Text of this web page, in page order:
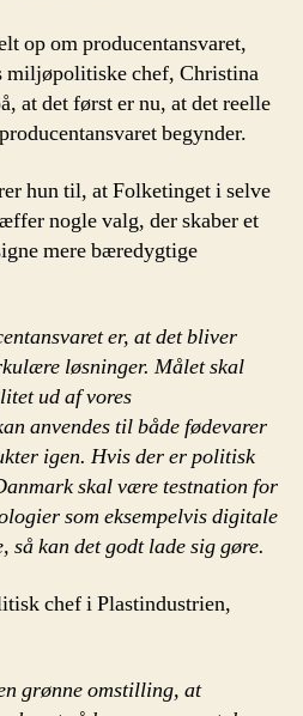
op om producentansvaret,
miljøpolitiske chef, Christina
at det først er nu, at det reelle
begynder.
hun til, at Folketinget i selve
nogle valg, der skaber et
mere bæredygtige
er, at det bliver
løsninger. Målet skal
ud af vores
anvendes til både fødevarer
igen. Hvis der er politisk
skal være testnation for
som eksempelvis digitale
kan det godt lade sig gøre.
chef i Plastindustrien,
grønne omstilling, at